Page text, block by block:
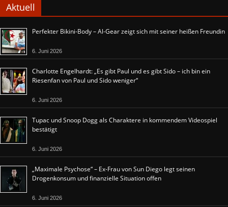
Aktuell
Perfekter Bikini-Body – Al-Gear zeigt sich mit seiner heißen Freundin
6. Juni 2026
Charlotte Engelhardt: „Es gibt Paul und es gibt Sido – ich bin ein
Riesenfan von Paul und Sido weniger“
6. Juni 2026
Tupac und Snoop Dogg als Charaktere in kommendem Videospiel
bestätigt
6. Juni 2026
„Maximale Psychose“ – Ex-Frau von Sun Diego legt seinen
Drogenkonsum und finanzielle Situation offen
6. Juni 2026